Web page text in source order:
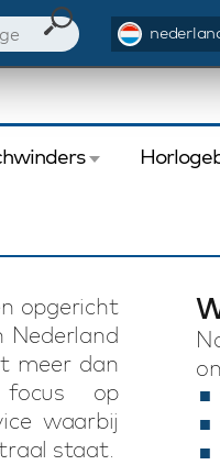
opgericht
Nederland
meer dan
op
waarbij
staat.